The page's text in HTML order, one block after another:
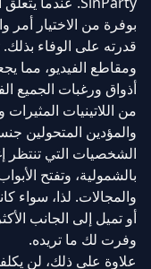
قدرته على الوفاء
ومقاطع الفيديو، مما
أذواق ورغبات الجميع
من اللاتينيات المثيرات
والمؤدين المتحولين
الشخصيات التي تنتظر
بالشمولية، وتفتح
والمجالات. لذا، سواء
وفرت لك ما تريده.
علاوة على ذلك، لن